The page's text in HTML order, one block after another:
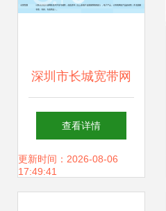
深圳市长城宽带网
络服务宝安客户服
务中心 计算机软硬
查看详情
更新时间：2026-08-06
17:49:41